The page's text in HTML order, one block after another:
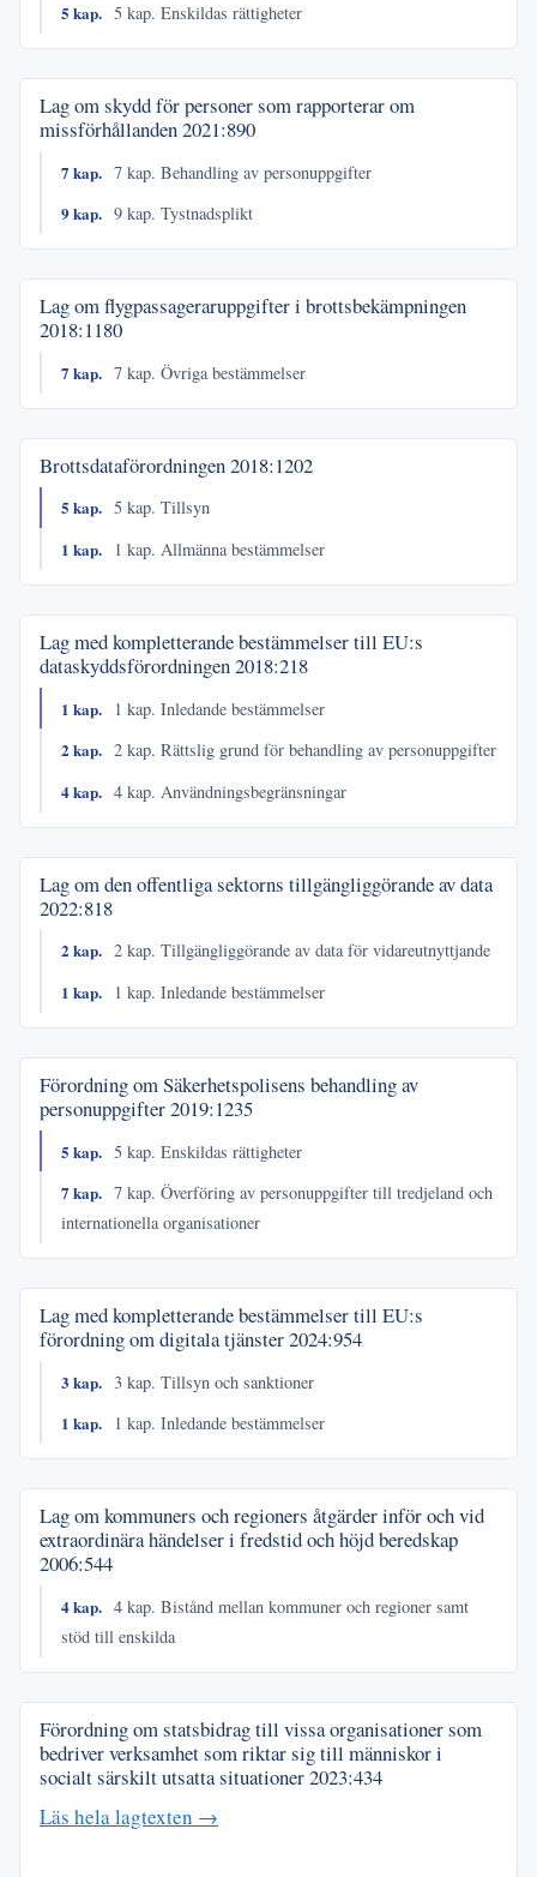
5 kap. 5 kap. Enskildas rättigheter
Lag om skydd för personer som rapporterar om
missförhållanden2021:890
7 kap. 7 kap. Behandling av personuppgifter
9 kap. 9 kap. Tystnadsplikt
Lag om flygpassageraruppgifter i brottsbekämpningen
2018:1180
7 kap. 7 kap. Övriga bestämmelser
Brottsdataförordningen2018:1202
5 kap. 5 kap. Tillsyn
1 kap.
1 kap. Allmänna bestämmelser
Lag med kompletterande bestämmelser till EU:s
dataskyddsförordningen2018:218
1 kap.
1 kap. Inledande bestämmelser
2 kap. 2 kap. Rättslig grund för behandling av personuppgifter
4 kap. 4 kap. Användningsbegränsningar
Lag om den offentliga sektorns tillgängliggörande av data
2022:818
2 kap. 2 kap. Tillgängliggörande av data för vidareutnyttjande
1 kap.
1 kap. Inledande bestämmelser
Förordning om Säkerhetspolisens behandling av
personuppgifter2019:1235
5 kap. 5 kap. Enskildas rättigheter
7 kap. 7 kap. Överföring av personuppgifter till tredjeland och
internationella organisationer
Lag med kompletterande bestämmelser till EU:s
förordning om digitala tjänster2024:954
3 kap. 3 kap. Tillsyn och sanktioner
1 kap.
1 kap. Inledande bestämmelser
Lag om kommuners och regioners åtgärder inför och vid
extraordinära händelser i fredstid och höjd beredskap
2006:544
4 kap. 4 kap. Bistånd mellan kommuner och regioner samt
stöd till enskilda
Förordning om statsbidrag till vissa organisationer som
bedriver verksamhet som riktar sig till människor i
socialt särskilt utsatta situationer2023:434
Läs hela lagtexten →